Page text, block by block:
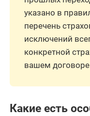
указано в
перечень
исключений
конкретной
вашем
Какие есть